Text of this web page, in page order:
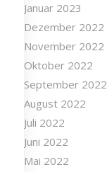
Januar 2023
Dezember 2022
November 2022
Oktober 2022
September 2022
August 2022
Juli 2022
Juni 2022
Mai 2022